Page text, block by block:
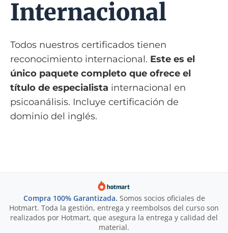
Internacional
Todos nuestros certificados tienen
reconocimiento internacional. Este es el
único paquete completo que ofrece el
título de especialista internacional en
psicoanálisis. Incluye certificación de
dominio del inglés.
Compra 100% Garantizada. Somos socios oficiales de
Hotmart. Toda la gestión, entrega y reembolsos del curso son
realizados por Hotmart, que asegura la entrega y calidad del
material.